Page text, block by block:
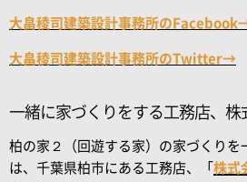
大畠稜司建築設計事務所の
大畠稜司建築設計事務所のTwitter→
一緒に家づくりをする工務店、株
柏の家２（回遊する家）の家づくりを
は、千葉県柏市にある工務店、「 株式